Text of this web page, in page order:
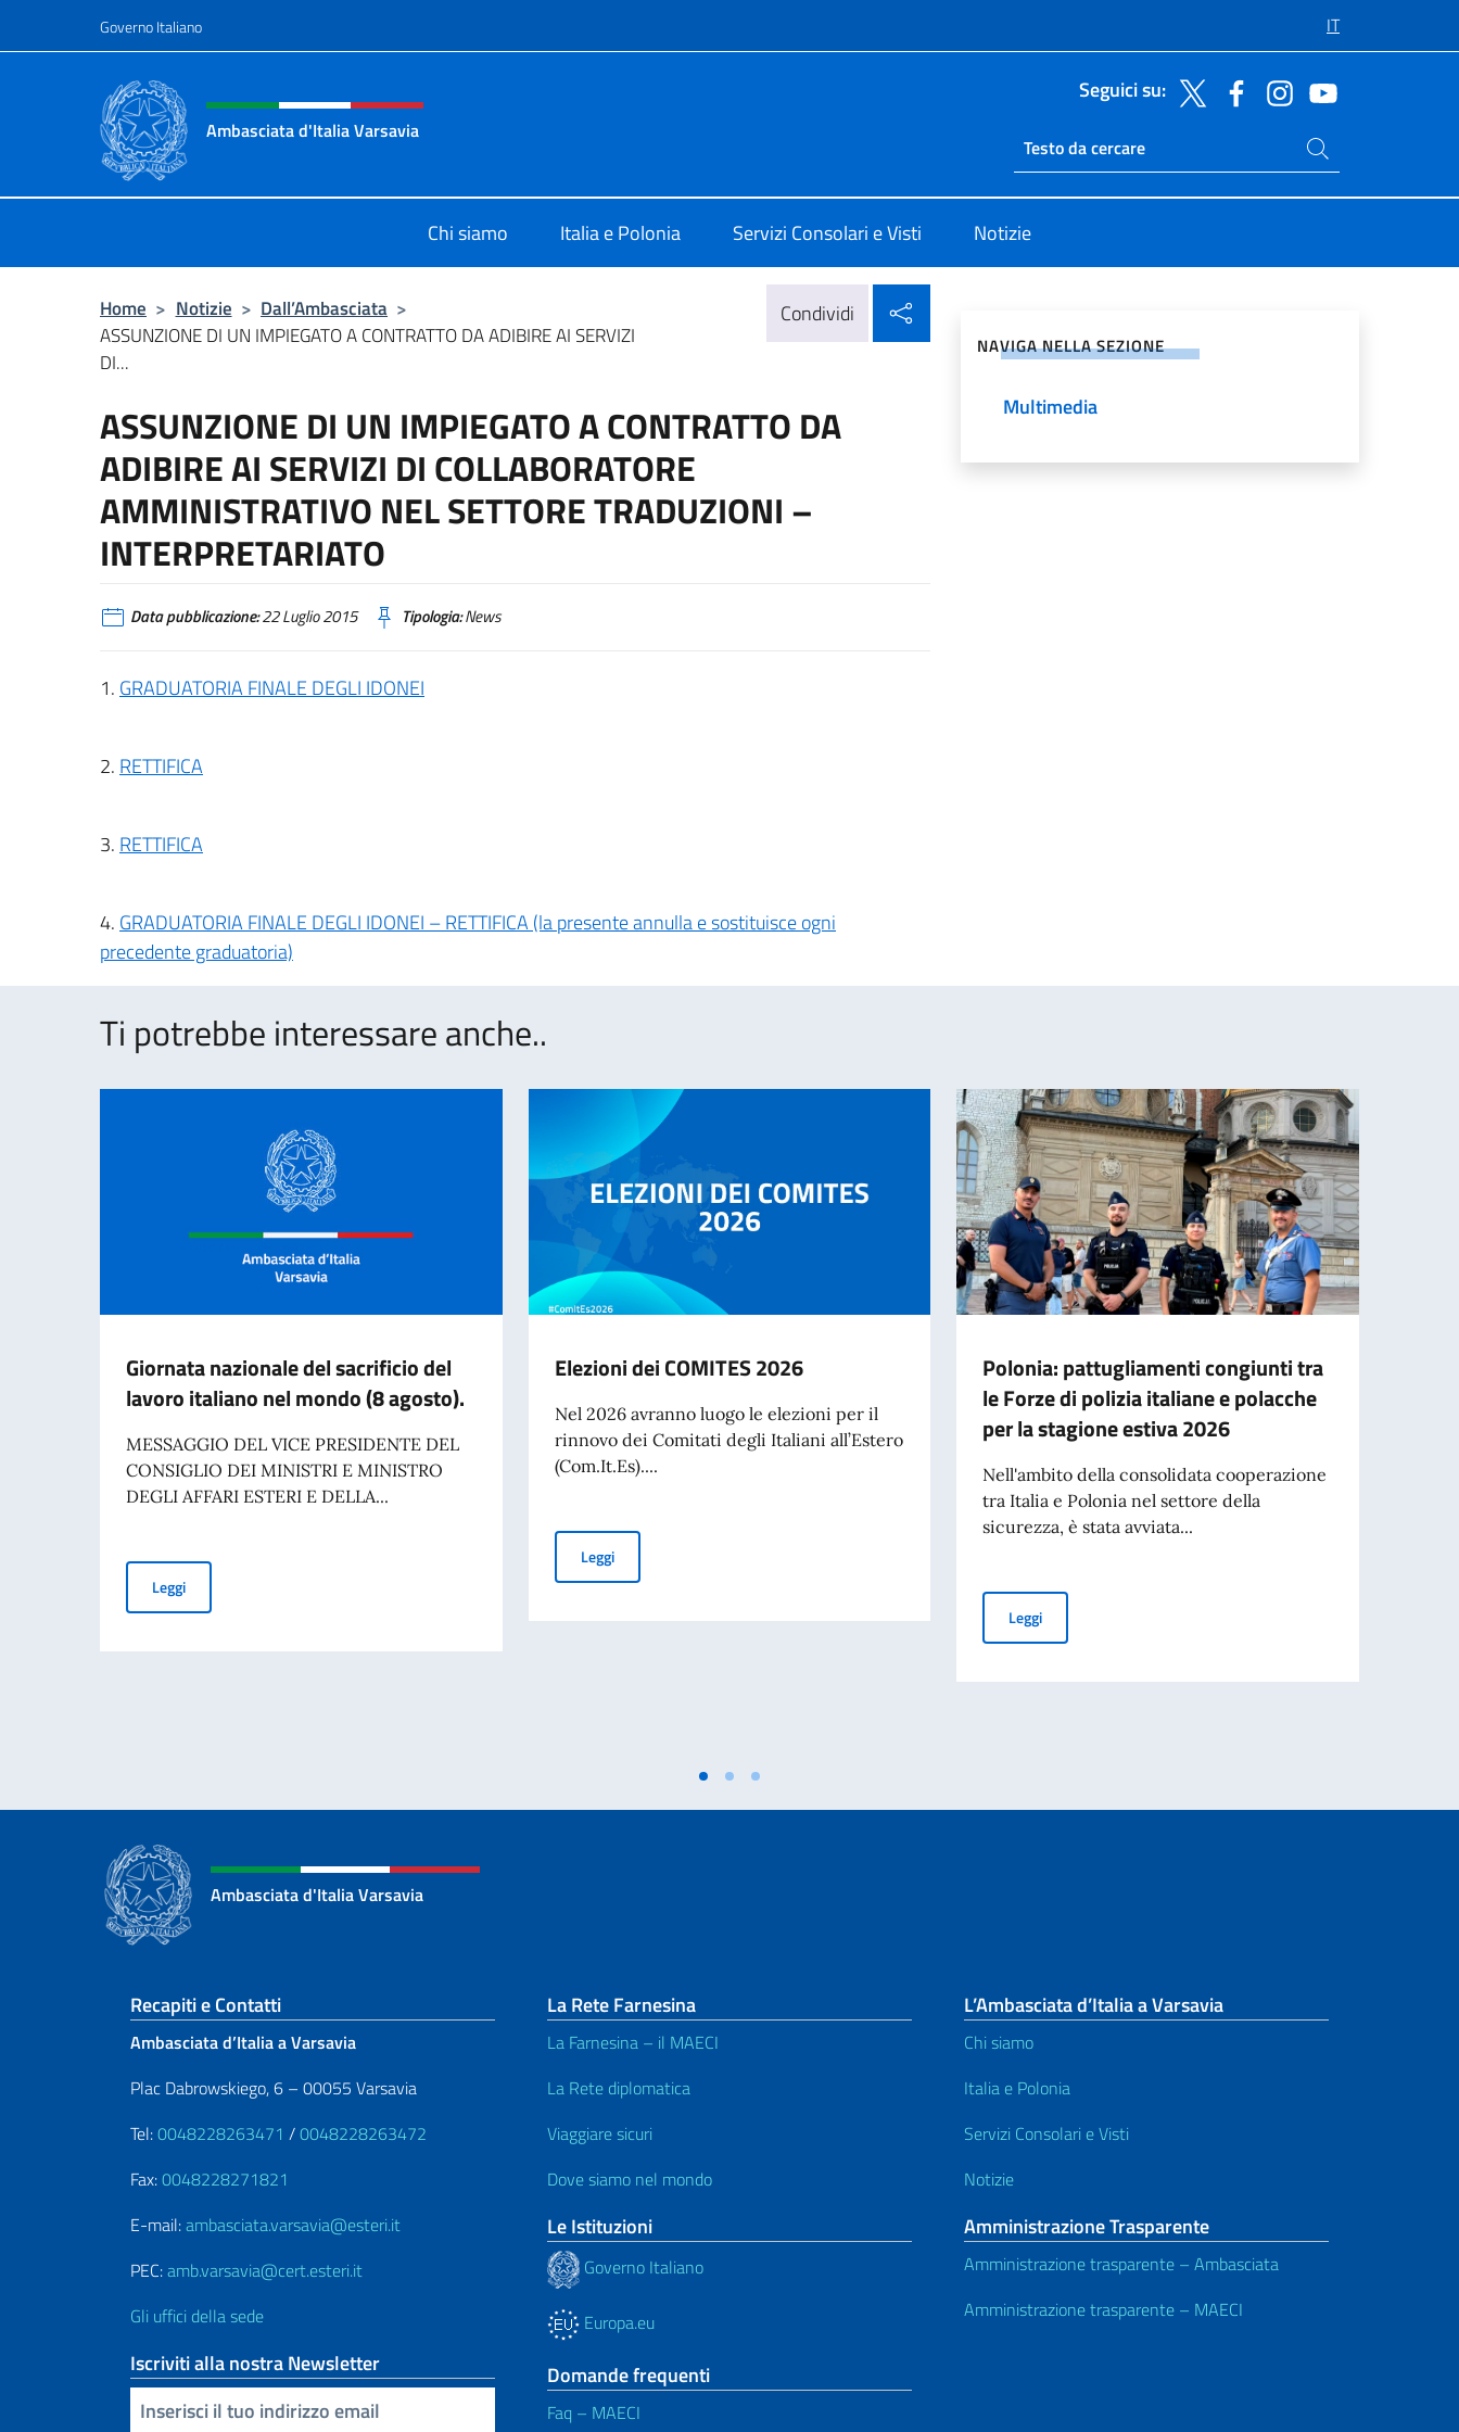
Governo Italiano IT
Intestazione sito, social e menù
Ambasciata d'Italia Varsavia
Seguici su:
Ricerca sito live
Cerca nel sito
Chi siamo Italia e Polonia Servizi Consolari e Visti Notizie
Home > Notizie > Dall’Ambasciata >
ASSUNZIONE DI UN IMPIEGATO A CONTRATTO DA ADIBIRE AI SERVIZI
DI...
Condividi
ASSUNZIONE DI UN IMPIEGATO A CONTRATTO DA
ADIBIRE AI SERVIZI DI COLLABORATORE
AMMINISTRATIVO NEL SETTORE TRADUZIONI –
INTERPRETARIATO
Data pubblicazione:22 Luglio 2015 Tipologia:News
1. GRADUATORIA FINALE DEGLI IDONEI
2. RETTIFICA
3. RETTIFICA
4. GRADUATORIA FINALE DEGLI IDONEI – RETTIFICA (la presente annulla e sostituisce ogni
precedente graduatoria)
NAVIGA NELLA SEZIONE
Multimedia
Ti potrebbe interessare anche..
Giornata nazionale del sacrificio del
lavoro italiano nel mondo (8 agosto).
MESSAGGIO DEL VICE PRESIDENTE DEL
CONSIGLIO DEI MINISTRI E MINISTRO
DEGLI AFFARI ESTERI E DELLA...
LeggiGiornata nazionale del sacrificio del lavoro italiano nel mondo (8 agosto).
Elezioni dei COMITES 2026
Nel 2026 avranno luogo le elezioni per il
rinnovo dei Comitati degli Italiani all’Estero
(Com.It.Es)....
LeggiElezioni dei COMITES 2026
Polonia: pattugliamenti congiunti tra
le Forze di polizia italiane e polacche
per la stagione estiva 2026
Nell'ambito della consolidata cooperazione
tra Italia e Polonia nel settore della
sicurezza, è stata avviata...
LeggiPolonia: pattugliamenti congiunti tra le Forze di polizia italiane
Ambasciata d'Italia Varsavia
Sezione footer
Recapiti e Contatti
Ambasciata d’Italia a Varsavia
Plac Dabrowskiego, 6 – 00055 Varsavia
Tel:0048228263471 /0048228263472
Fax:0048228271821
E-mail:ambasciata.varsavia@esteri.it
PEC:amb.varsavia@cert.esteri.it
Gli uffici della sede
Iscriviti alla nostra Newsletter
Inserisci la tua email
La Rete Farnesina
La Farnesina – il MAECI
La Rete diplomatica
Viaggiare sicuri
Dove siamo nel mondo
Le Istituzioni
Governo Italiano
Europa.eu
Domande frequenti
Faq – MAECI
L’Ambasciata d’Italia a Varsavia
Chi siamo
Italia e Polonia
Servizi Consolari e Visti
Notizie
Amministrazione Trasparente
Amministrazione trasparente – Ambasciata
Amministrazione trasparente – MAECI